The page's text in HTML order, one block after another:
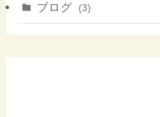
ブログ (3)